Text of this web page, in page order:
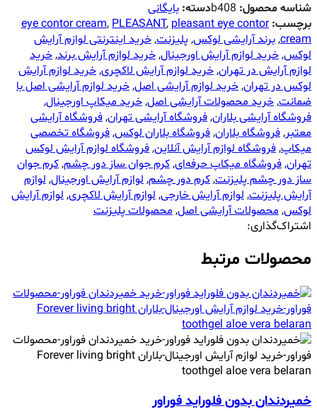
شناسه محصول: b408دسته: بایگانی
برچسب:
eye contor cream,PLEASANT, pleasant eye contor
cream
,برند آرایشی لوکس,پلیزنت,خرید اینترنتی لوازم آرایش
لوکس,خرید لوازم آرایش اورجینال,خرید لوازم آرایش برند,خرید
لوازم آرایش در تهران,خرید لوازم آرایش لاکچری,خرید لوازم آرایش
لوکس در تهران,خرید لوازم آرایشی اصل,خرید لوازم آرایشی اصل با
ضمانت,خرید محصولات آرایشی اصل,خرید میکاپ اورجینال,
فروشگاه آرایشی بلاران,فروشگاه آرایشی تهران,فروشگاه آرایشی
معتبر,فروشگاه بلاران,فروشگاه بلاران لوکس,فروشگاه تخصصی
میکاپ,فروشگاه لوازم آرایش آنلاین,فروشگاه لوازم آرایش لوکس
تهران,فروشگاه میکاپ حرفه‌ای,کرم جوان ساز دور چشم,کرم جوان
ساز دور چشم پلیزنت,کرم دور چشم,لوازم آرایش اورجینال,لوازم
آرایش پلیزنت,لوازم آرایش خارجی,لوازم آرایش لاکچری,لوازم آرایش
لوکس,محصولات آرایشی اصل,محصولات پلیزنت
اشتراک‌گذاری:
محصولات مرتبط
خمیردندان بدون فلوراید فوراور